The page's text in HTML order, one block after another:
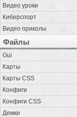
Видео уроки
Киберспорт
Видео приколы
Файлы
Gui
Карты
Карты CSS
Конфиги
Конфиги CSS
Демки